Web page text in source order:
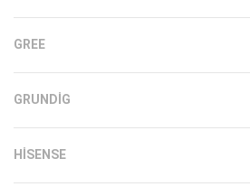
GREE
GRUNDIG
HISENSE